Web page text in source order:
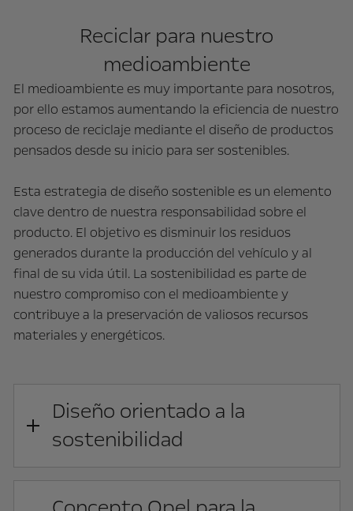
Reciclar para nuestro
medioambiente
El medioambiente es muy importante para nosotros,
por ello estamos aumentando la eficiencia de nuestro
proceso de reciclaje mediante el diseño de productos
pensados desde su inicio para ser sostenibles.
Esta estrategia de diseño sostenible es un elemento
clave dentro de nuestra responsabilidad sobre el
producto. El objetivo es disminuir los residuos
generados durante la producción del vehículo y al
final de su vida útil. La sostenibilidad es parte de
nuestro compromiso con el medioambiente y
contribuye a la preservación de valiosos recursos
materiales y energéticos.
Diseño orientado a la
sostenibilidad